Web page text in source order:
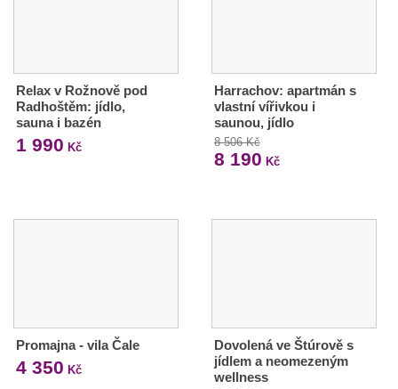
Relax v Rožnově pod
Radhoštěm: jídlo,
sauna i bazén
1 990 Kč
Harrachov: apartmán s
vlastní vířivkou i
saunou, jídlo
8 506 Kč
8 190 Kč
Promajna - vila Čale
4 350 Kč
Dovolená ve Štúrově s
jídlem a neomezeným
wellness